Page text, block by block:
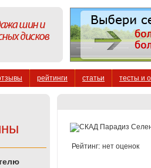
рейтинги статьи тесты и
Рейтинг: нет оценок